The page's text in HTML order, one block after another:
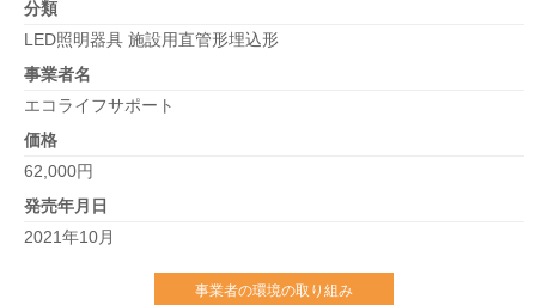
分類
LED照明器具 施設用直管形埋込形
事業者名
エコライフサポート
価格
62,000円
発売年月日
2021年10月
事業者の環境の取り組み